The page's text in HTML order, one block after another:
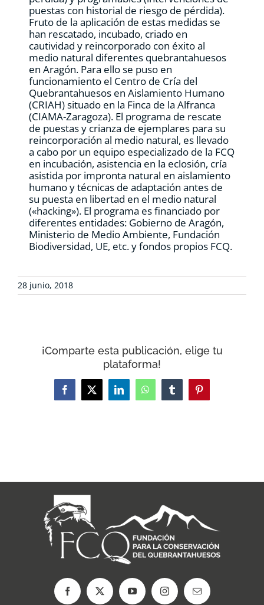
puestas con historial de riesgo de pérdida).
Fruto de la aplicación de estas medidas se
han rescatado, incubado, criado en
cautividad y reincorporado con éxito al
medio natural diferentes quebrantahuesos
en Aragón. Para ello se puso en
funcionamiento el Centro de Cría del
Quebrantahuesos en Aislamiento Humano
(CRIAH) situado en la Finca de la Alfranca
(CIAMA-Zaragoza). El programa de rescate
de puestas y crianza de ejemplares para su
reincorporación al medio natural, es llevado
a cabo por un equipo especializado de la FCQ
en incubación, asistencia en la eclosión, cría
asistida por impronta natural en aislamiento
humano y técnicas de adaptación antes de
su puesta en libertad en el medio natural
(«hacking»). El programa es financiado por
diferentes entidades: Gobierno de Aragón,
Ministerio de Medio Ambiente, Fundación
Biodiversidad, UE, etc. y fondos propios FCQ.
28 junio, 2018
¡Comparte esta publicación, elige tu
plataforma!
Facebook
X LinkedInWhatsAppTumblrPinterest